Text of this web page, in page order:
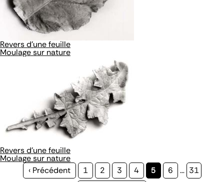
Revers d'une feuille
Moulage sur nature
Revers d'une feuille
Moulage sur nature
Page
‹ Précédent Page
1 Page
2 Page
3 Page
4
Page
5 Page
6 … Page
31